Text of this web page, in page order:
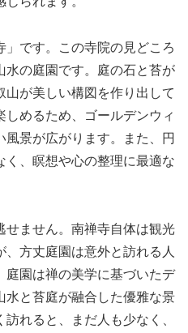
です。この寺院の見どころ
水の庭園です。庭の石と苔が
が美しい構図を作り出して
めるため、ゴールデンウィ
景が広がります。また、円
、瞑想や心の整理に最適な
せません。南禅寺自体は観光
方丈庭園は意外と訪れる人
庭園は禅の美学に基づいたデ
水と苔庭が融合した優雅な景
れると、まだ人も少なく、